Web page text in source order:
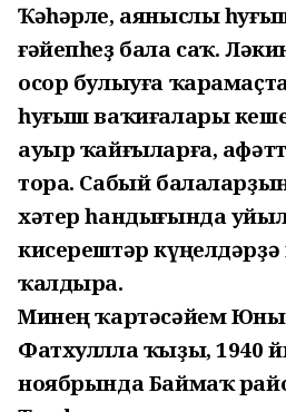
Ҡәһәрле, аяныслы
ғәйепһеҙ бала саҡ.
осор булыуға
һуғыш ваҡиғалары
ауыр ҡайғыларға,
тора. Сабый
хәтер һандығында
кисерештәр
ҡалдыра.
Минең ҡартәсәйем
Фатхуллла ҡыҙы, 1940
ноябрында Баймаҡ